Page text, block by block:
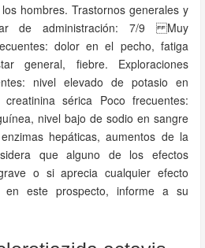
hombres. Trastornos generales y
de administración: 7/9 Muy
dolor en el pecho, fatiga
general, fiebre. Exploraciones
nivel elevado de potasio en
sérica Poco frecuentes:
nivel bajo de sodio en sangre
hepáticas, aumentos de la
que alguno de los efectos
o si aprecia cualquier efecto
en este prospecto, informe a su